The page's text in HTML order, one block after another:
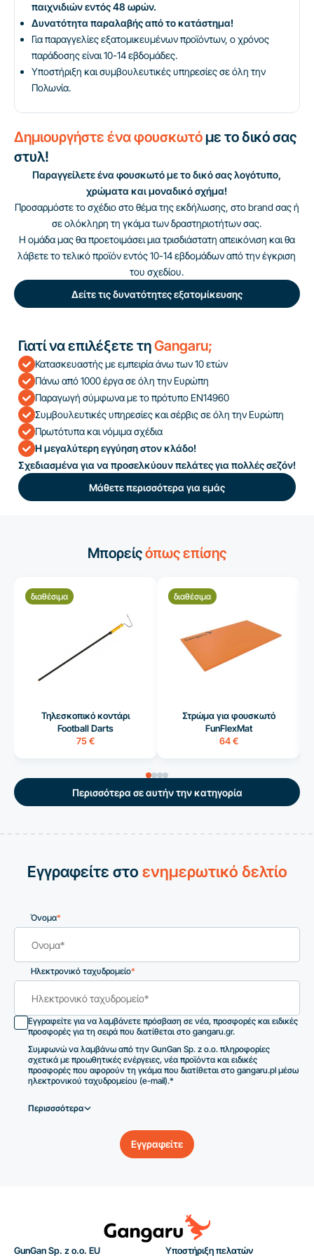
παιχνιδιών εντός 48 ωρών.
Δυνατότητα παραλαβής από το κατάστημα!
Για παραγγελίες εξατομικευμένων προϊόντων, ο χρόνος
παράδοσης είναι 10-14 εβδομάδες.
Υποστήριξη και συμβουλευτικές υπηρεσίες σε όλη την
Πολωνία.
Δημιουργήστε ένα φουσκωτό με το δικό σας
στυλ!
Παραγγείλετε ένα φουσκωτό με το δικό σας λογότυπο,
χρώματα και μοναδικό σχήμα!
Προσαρμόστε το σχέδιο στο θέμα της εκδήλωσης, στο brand σας ή
σε ολόκληρη τη γκάμα των δραστηριοτήτων σας.
Η ομάδα μας θα προετοιμάσει μια τρισδιάστατη απεικόνιση και θα
λάβετε το τελικό προϊόν εντός 10-14 εβδομάδων από την έγκριση
του σχεδίου.
Δείτε τις δυνατότητες εξατομίκευσης
Γιατί να επιλέξετε τηGangaru;
Κατασκευαστής με εμπειρία άνω των 10 ετών
Πάνω από 1000 έργα σε όλη την Ευρώπη
Παραγωγή σύμφωνα με το πρότυπο EN14960
Συμβουλευτικές υπηρεσίες και σέρβις σε όλη την Ευρώπη
Πρωτότυπα και νόμιμα σχέδια
Η μεγαλύτερη εγγύηση στον κλάδο!
Σχεδιασμένα για να προσελκύουν πελάτες για πολλές σεζόν!
Μάθετε περισσότερα για εμάς
Μπορείςόπως επίσης
διαθέσιμα
Τηλεσκοπικό κοντάρι
Football Darts
75 €
διαθέσιμα
Στρώμα για φουσκωτό
FunFlexMat
64 €
Περισσότερα σε αυτήν την κατηγορία
Εγγραφείτε στο ενημερωτικό δελτίο
Όνομα*
Ηλεκτρονικό ταχυδρομείο*
Εγγραφείτε για να λαμβάνετε πρόσβαση σε νέα, προσφορές και ειδικές
προσφορές για τη σειρά που διατίθεται στο gangaru.gr.
Συμφωνώ να λαμβάνω από την GunGan Sp. z o.o. πληροφορίες
σχετικά με προωθητικές ενέργειες, νέα προϊόντα και ειδικές
προσφορές που αφορούν τη γκάμα που διατίθεται στο gangaru.pl μέσω
ηλεκτρονικού ταχυδρομείου (e-mail).*
Περισσσότερα
Εγγραφείτε
GunGan Sp. z o.o. EU Υποστήριξη πελατών